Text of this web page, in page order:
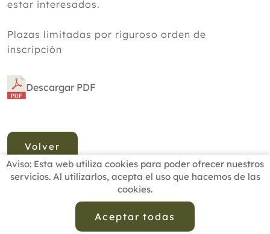
estar interesados.
Plazas limitadas por riguroso orden de
inscripción
Descargar PDF
Volver
Aviso: Esta web utiliza cookies para poder ofrecer nuestros
servicios. Al utilizarlos, acepta el uso que hacemos de las
cookies.
Aceptar todas
BUSCADOR PROFESIONALES
ESCUELAS RECOMENDADAS
CONTACTO